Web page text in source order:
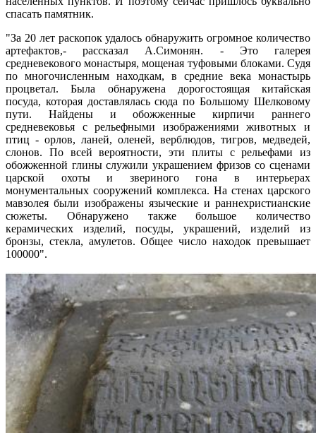
спасать памятник.
"За 20 лет раскопок удалось обнаружить огромное количество
артефактов,- рассказал А.Симонян. - Это галерея
средневекового монастыря, мощеная туфовыми блоками. Судя
по многочисленным находкам, в средние века монастырь
процветал. Была обнаружена дорогостоящая китайская
посуда, которая доставлялась сюда по Большому Шелковому
пути. Найдены и обожженные кирпичи раннего
средневековья с рельефными изображениями животных и
птиц - орлов, ланей, оленей, верблюдов, тигров, медведей,
слонов. По всей вероятности, эти плиты с рельефами из
обожженной глины служили украшением фризов со сценами
царской охоты и звериного гона в интерьерах
монументальных сооружений комплекса. На стенах царского
мавзолея были изображены языческие и раннехристианские
сюжеты. Обнаружено также большое количество
керамических изделий, посуды, украшений, изделий из
бронзы, стекла, амулетов. Общее число находок превышает
100000".